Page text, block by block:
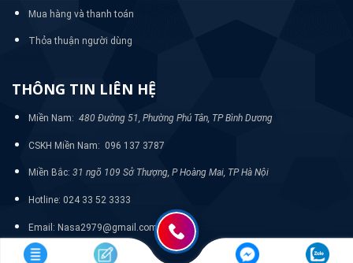
Mua hàng và thanh toán
Thỏa thuận người dùng
THÔNG TIN LIÊN HỆ
Miền Nam: 480 Đường 51, Phường Phú Tân, TP Bình Dương
CSKH Miền Nam: 096 137 3787
Miền Bắc: 31 ngõ 109 Sở Thượng, P Hoàng Mai, TP Hà Nội
Hotline: 024 33 52 3333
Email: Nasa2979@gmail.com